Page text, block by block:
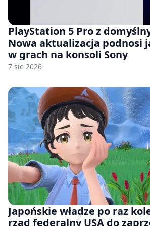
PlayStation 5 Pro z
Nowa aktualizacja podnosi
w grach na konsoli Sony
7 sie 2026
Japońskie władze po raz
rząd federalny USA do